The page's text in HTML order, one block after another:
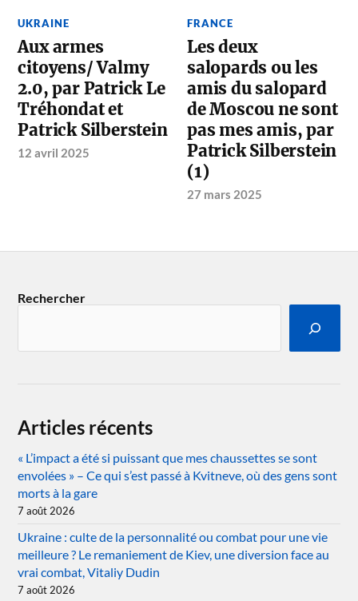
UKRAINE
Aux armes
citoyens/ Valmy
2.0, par Patrick Le
Tréhondat et
Patrick Silberstein
12 avril 2025
FRANCE
Les deux
salopards ou les
amis du salopard
de Moscou ne sont
pas mes amis, par
Patrick Silberstein
(1)
27 mars 2025
Rechercher
Articles récents
« L’impact a été si puissant que mes chaussettes se sont
envolées » – Ce qui s’est passé à Kvitneve, où des gens sont
morts à la gare
7 août 2026
Ukraine : culte de la personnalité ou combat pour une vie
meilleure ? Le remaniement de Kiev, une diversion face au
vrai combat, Vitaliy Dudin
7 août 2026